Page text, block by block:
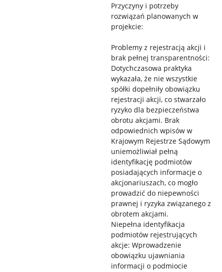
Przyczyny i potrzeby
rozwiązań planowanych w
projekcie:
Problemy z rejestracją akcji i
brak pełnej transparentności:
Dotychczasowa praktyka
wykazała, że nie wszystkie
spółki dopełniły obowiązku
rejestracji akcji, co stwarzało
ryzyko dla bezpieczeństwa
obrotu akcjami. Brak
odpowiednich wpisów w
Krajowym Rejestrze Sądowym
uniemożliwiał pełną
identyfikację podmiotów
posiadających informacje o
akcjonariuszach, co mogło
prowadzić do niepewności
prawnej i ryzyka związanego z
obrotem akcjami.
Niepełna identyfikacja
podmiotów rejestrujących
akcje: Wprowadzenie
obowiązku ujawniania
informacji o podmiocie